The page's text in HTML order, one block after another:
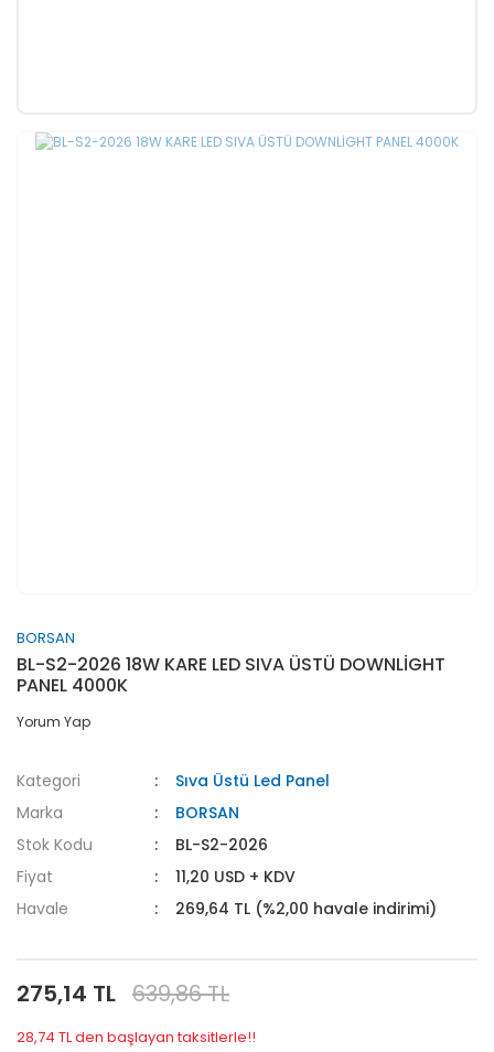
BORSAN
BL-S2-2026 18W KARE LED SIVA ÜSTÜ DOWNLİGHT
PANEL 4000K
Yorum Yap
Kategori
Sıva Üstü Led Panel
Marka
BORSAN
Stok Kodu
BL-S2-2026
Fiyat
11,20 USD + KDV
Havale
269,64 TL (%2,00 havale indirimi)
275,14 TL 639,86 TL
28,74 TL den başlayan taksitlerle!!